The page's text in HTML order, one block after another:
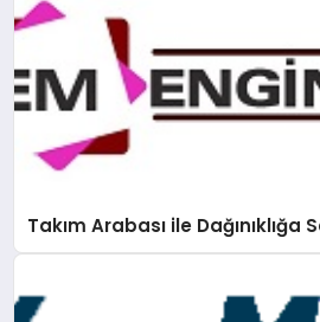
Takım Arabası ile Dağınıklığa